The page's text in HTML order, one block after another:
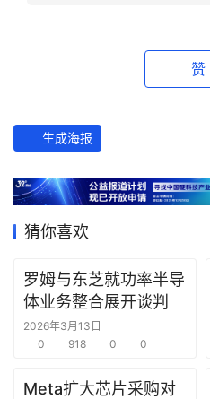
产
经
数
研
选
赞
生成海报
猜你喜欢
罗姆与东芝就功率半导
体业务整合展开谈判
2026年3月13日
0
918 0 0
Meta扩大芯片采购对